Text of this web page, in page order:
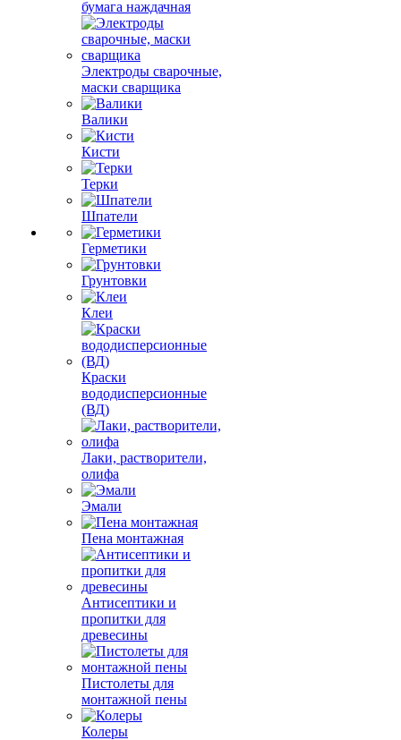
бумага наждачная
Электроды сварочные,
маски сварщика
Валики
Кисти
Терки
Шпатели
Герметики
Грунтовки
Клеи
Краски
вододисперсионные
(ВД)
Лаки, растворители,
олифа
Эмали
Пена монтажная
Антисептики и
пропитки для
древесины
Пистолеты для
монтажной пены
Колеры